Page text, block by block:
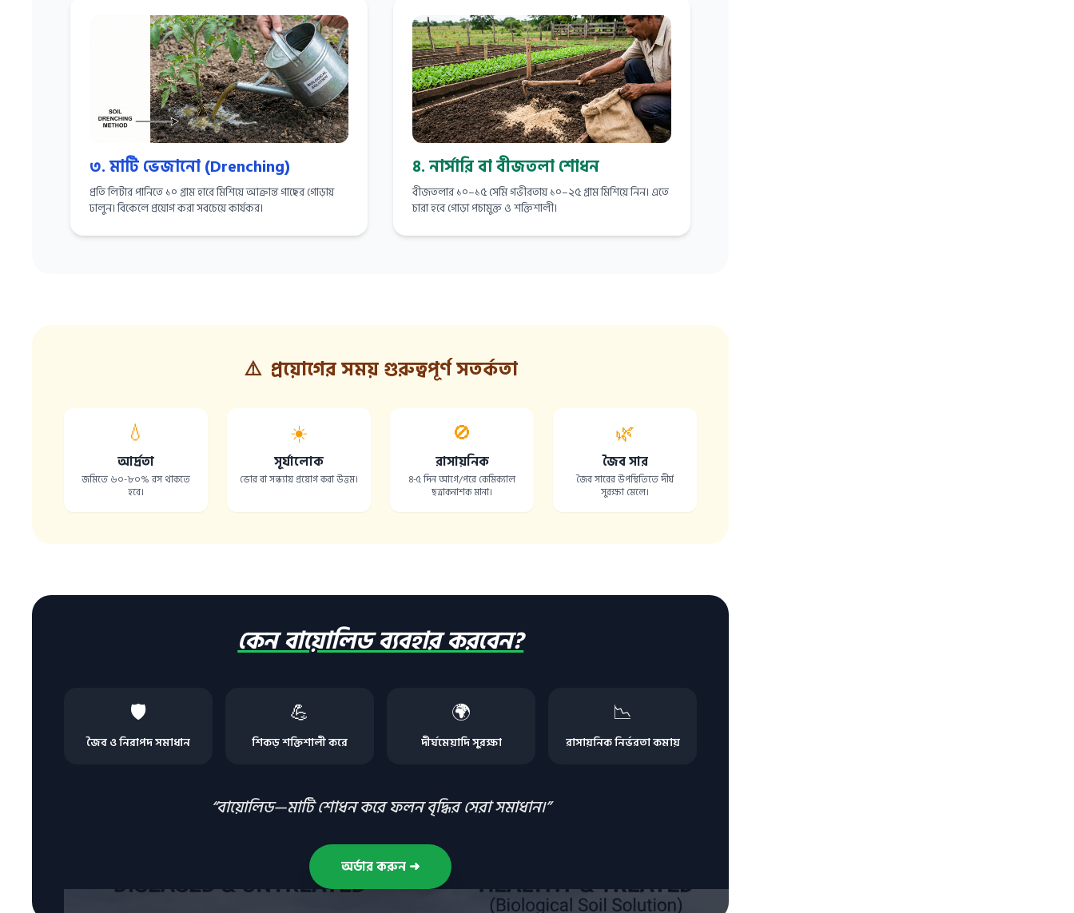
৩. মাটি ভেজানো (Drenching)
প্রতি লিটার পানিতে ১০ গ্রাম হারে মিশিয়ে আক্রান্ত গাছের গোড়ায়
ঢালুন। বিকেলে প্রয়োগ করা সবচেয়ে কার্যকর।
৪. নার্সারি বা বীজতলা শোধন
বীজতলার ১০–১৫ সেমি গভীরতায় ১০–২৫ গ্রাম মিশিয়ে নিন। এতে
চারা হবে গোড়া পচামুক্ত ও শক্তিশালী।
⚠️ প্রয়োগের সময় গুরুত্বপূর্ণ সতর্কতা
💧
আর্দ্রতা
জমিতে ৬০-৮০% রস থাকতে
হবে।
☀️
সূর্যালোক
ভোর বা সন্ধ্যায় প্রয়োগ করা উত্তম।
🚫
রাসায়নিক
৪-৫ দিন আগে/পরে কেমিক্যাল
ছত্রাকনাশক মানা।
🌿
জৈব সার
জৈব সারের উপস্থিতিতে দীর্ঘ
সুরক্ষা মেলে।
কেন বায়োলিড ব্যবহার করবেন?
🛡️
জৈব ও নিরাপদ সমাধান
💪
শিকড় শক্তিশালী করে
🌍
দীর্ঘমেয়াদি সুরক্ষা
📉
রাসায়নিক নির্ভরতা কমায়
“বায়োলিড—মাটি শোধন করে ফলন বৃদ্ধির সেরা সমাধান।”
অর্ডার করুন ➜